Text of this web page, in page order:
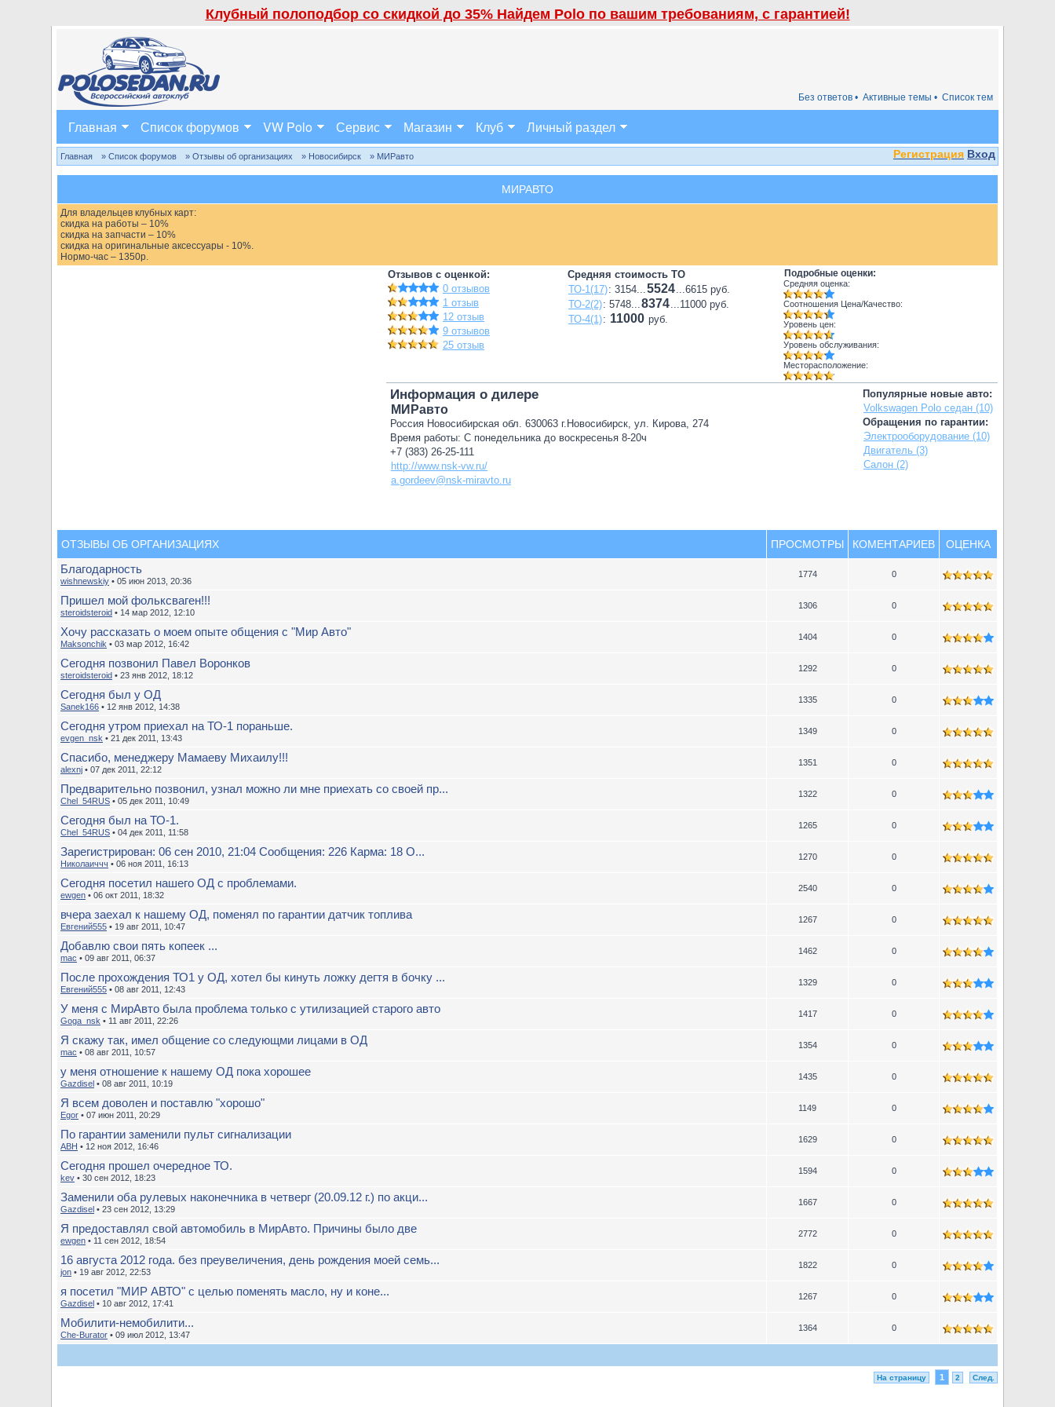
Клубный полоподбор со скидкой до 35% Найдем Polo по вашим требованиям, с гарантией!
Список тем
Активные темы •
Без ответов •
Главная Список форумов VW Polo Сервис Магазин Клуб Личный раздел
Регистрация Вход
Главная » Список форумов » Отзывы об организациях » Новосибирск » МИРавто
МИРАВТО
Для владельцев клубных карт:
скидка на работы – 10%
скидка на запчасти – 10%
скидка на оригинальные аксессуары - 10%.
Нормо-час – 1350р.
Отзывов с оценкой:
0 отзывов
1 отзыв
12 отзыв
9 отзывов
25 отзыв
Средняя стоимость ТО
ТО-1(17): 3154...5524...6615 руб.
ТО-2(2): 5748...8374...11000 руб.
ТО-4(1): 11000 руб.
Подробные оценки:
Средняя оценка:
Соотношения Цена/Качество:
Уровень цен:
Уровень обслуживания:
Месторасположение:
Популярные новые авто:
Volkswagen Polo седан (10)
Обращения по гарантии:
Электрооборудование (10)
Двигатель (3)
Салон (2)
Информация о дилере
МИРавто
Россия Новосибирская обл. 630063 г.Новосибирск, ул. Кирова, 274
Время работы: С понедельника до воскресенья 8-20ч
+7 (383) 26-25-111
http://www.nsk-vw.ru/
a.gordeev@nsk-miravto.ru
ОТЗЫВЫ ОБ ОРГАНИЗАЦИЯХ ПРОСМОТРЫ КОМЕНТАРИЕВ ОЦЕНКА
Благодарность
wishnewskiy • 05 июн 2013, 20:36
1774 0
Пришел мой фольксваген!!!
steroidsteroid • 14 мар 2012, 12:10
1306 0
Хочу рассказать о моем опыте общения с "Мир Авто"
Maksonchik • 03 мар 2012, 16:42
1404 0
Сегодня позвонил Павел Воронков
steroidsteroid • 23 янв 2012, 18:12
1292 0
Сегодня был у ОД
Sanek166 • 12 янв 2012, 14:38
1335 0
Сегодня утром приехал на ТО-1 пораньше.
evgen_nsk • 21 дек 2011, 13:43
1349 0
Спасибо, менеджеру Мамаеву Михаилу!!!
alexnj • 07 дек 2011, 22:12
1351 0
Предварительно позвонил, узнал можно ли мне приехать со своей пр...
Chel_54RUS • 05 дек 2011, 10:49
1322 0
Сегодня был на ТО-1.
Chel_54RUS • 04 дек 2011, 11:58
1265 0
Зарегистрирован: 06 сен 2010, 21:04 Сообщения: 226 Карма: 18 О...
Николаиччч • 06 ноя 2011, 16:13
1270 0
Сегодня посетил нашего ОД с проблемами.
ewgen • 06 окт 2011, 18:32
2540 0
вчера заехал к нашему ОД, поменял по гарантии датчик топлива
Евгений555 • 19 авг 2011, 10:47
1267 0
Добавлю свои пять копеек ...
mac • 09 авг 2011, 06:37
1462 0
После прохождения ТО1 у ОД, хотел бы кинуть ложку дегтя в бочку ...
Евгений555 • 08 авг 2011, 12:43
1329 0
У меня с МирАвто была проблема только с утилизацией старого авто
Goga_nsk • 11 авг 2011, 22:26
1417 0
Я скажу так, имел общение со следующми лицами в ОД
mac • 08 авг 2011, 10:57
1354 0
у меня отношение к нашему ОД пока хорошее
Gazdisel • 08 авг 2011, 10:19
1435 0
Я всем доволен и поставлю "хорошо"
Egor • 07 июн 2011, 20:29
1149 0
По гарантии заменили пульт сигнализации
ABH • 12 ноя 2012, 16:46
1629 0
Сегодня прошел очередное ТО.
kev • 30 сен 2012, 18:23
1594 0
Заменили оба рулевых наконечника в четверг (20.09.12 г.) по акци...
Gazdisel • 23 сен 2012, 13:29
1667 0
Я предоставлял свой автомобиль в МирАвто. Причины было две
ewgen • 11 сен 2012, 18:54
2772 0
16 августа 2012 года. без преувеличения, день рождения моей семь...
jon • 19 авг 2012, 22:53
1822 0
я посетил "МИР АВТО" с целью поменять масло, ну и коне...
Gazdisel • 10 авг 2012, 17:41
1267 0
Мобилити-немобилити...
Che-Burator • 09 июл 2012, 13:47
1364 0
На страницу 1 2 След.